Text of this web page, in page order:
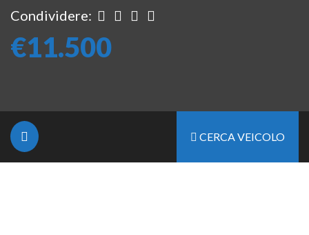
Condividere:
€11.500
CERCA VEICOLO